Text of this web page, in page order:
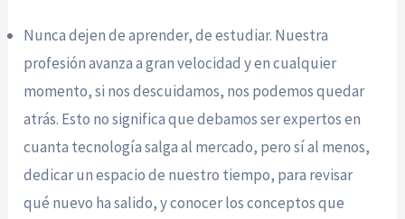
Nunca dejen de aprender, de estudiar. Nuestra
profesión avanza a gran velocidad y en cualquier
momento, si nos descuidamos, nos podemos quedar
atrás. Esto no significa que debamos ser expertos en
cuanta tecnología salga al mercado, pero sí al menos,
dedicar un espacio de nuestro tiempo, para revisar
qué nuevo ha salido, y conocer los conceptos que